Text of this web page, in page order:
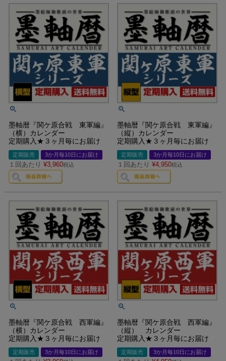
墨軸暦『関ケ原合戦 東軍編』
（横）カレンダー
定期購入★３ヶ月毎にお届け
定期販売 3か月毎10日にお届け
１回あたり ¥3,960税込
墨軸暦『関ケ原合戦 東軍編』
（縦）カレンダー
定期購入★３ヶ月毎にお届け
定期販売 3か月毎10日にお届け
１回あたり ¥4,950税込
墨軸暦『関ケ原合戦 西軍編』
（横）カレンダー
定期購入★３ヶ月毎にお届け
定期販売 3か月毎10日にお届け
墨軸暦『関ケ原合戦 西軍編』
（縦） カレンダー
定期購入★３ヶ月毎にお届け
定期販売 3か月毎10日にお届け